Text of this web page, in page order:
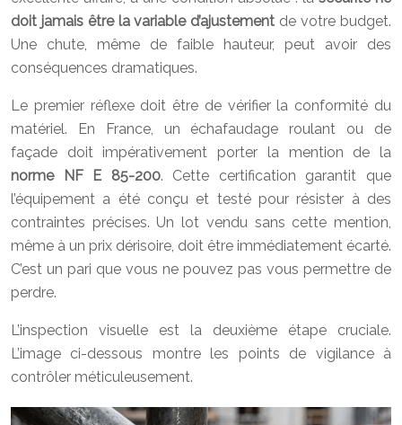
doit jamais être la variable d’ajustement de votre budget.
Une chute, même de faible hauteur, peut avoir des
conséquences dramatiques.
Le premier réflexe doit être de vérifier la conformité du
matériel. En France, un échafaudage roulant ou de
façade doit impérativement porter la mention de la
norme NF E 85-200. Cette certification garantit que
l’équipement a été conçu et testé pour résister à des
contraintes précises. Un lot vendu sans cette mention,
même à un prix dérisoire, doit être immédiatement écarté.
C’est un pari que vous ne pouvez pas vous permettre de
perdre.
L’inspection visuelle est la deuxième étape cruciale.
L’image ci-dessous montre les points de vigilance à
contrôler méticuleusement.